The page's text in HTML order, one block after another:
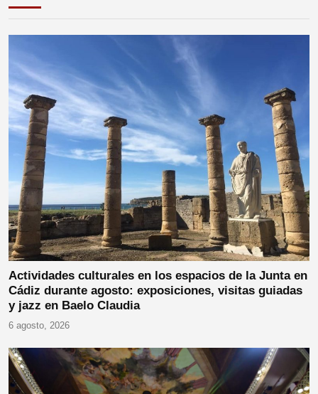
Actividades culturales en los espacios de la Junta en
Cádiz durante agosto: exposiciones, visitas guiadas
y jazz en Baelo Claudia
6 agosto, 2026